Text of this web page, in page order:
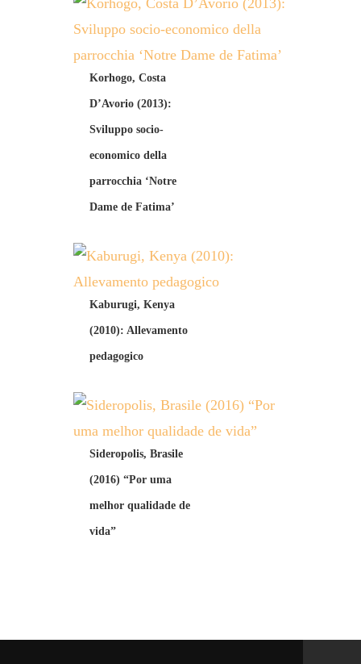
Korhogo, Costa
D’Avorio (2013):
Sviluppo socio-
economico della
parrocchia ‘Notre
Dame de Fatima’
Kaburugi, Kenya
(2010): Allevamento
pedagogico
Sideropolis, Brasile
(2016) “Por uma
melhor qualidade de
vida”